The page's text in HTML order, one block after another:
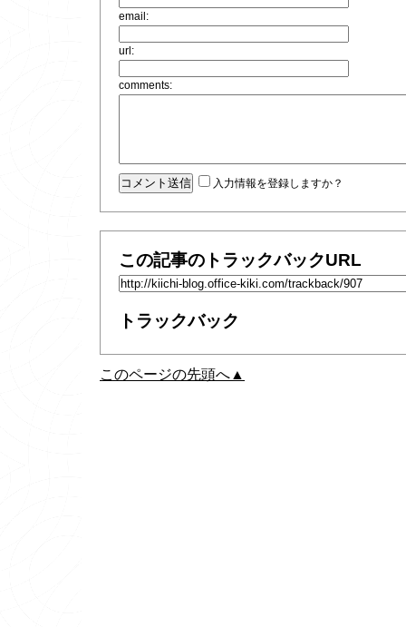
email:
url:
comments:
入力情報を登録しますか？
この記事のトラックバックURL
トラックバック
このページの先頭へ▲